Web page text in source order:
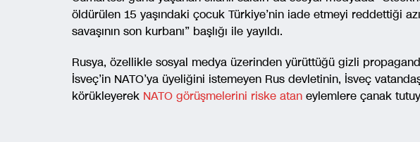
öldürülen 15 yaşındaki çocuk Türkiye’nin iade etmeyi reddettiği
savaşının son kurbanı” başlığı ile yayıldı.
Rusya, özellikle sosyal medya üzerinden yürüttüğü gizli
İsveç’in NATO’ya üyeliğini istemeyen Rus devletinin, İsveç
körükleyerek NATO görüşmelerini riske atan eylemlere çanak